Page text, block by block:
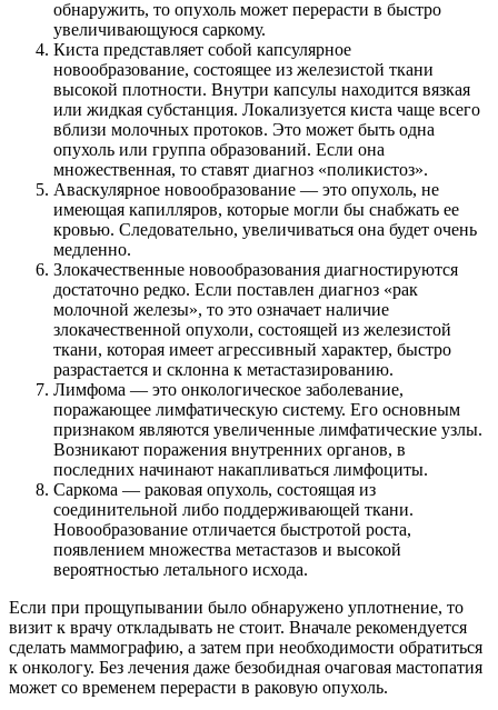
обнаружить, то опухоль может перерасти в быстро
увеличивающуюся саркому.
Киста представляет собой капсулярное
новообразование, состоящее из железистой ткани
высокой плотности. Внутри капсулы находится вязкая
или жидкая субстанция. Локализуется киста чаще всего
вблизи молочных протоков. Это может быть одна
опухоль или группа образований. Если она
множественная, то ставят диагноз «поликистоз».
Аваскулярное новообразование — это опухоль, не
имеющая капилляров, которые могли бы снабжать ее
кровью. Следовательно, увеличиваться она будет очень
медленно.
Злокачественные новообразования диагностируются
достаточно редко. Если поставлен диагноз «рак
молочной железы», то это означает наличие
злокачественной опухоли, состоящей из железистой
ткани, которая имеет агрессивный характер, быстро
разрастается и склонна к метастазированию.
Лимфома — это онкологическое заболевание,
поражающее лимфатическую систему. Его основным
признаком являются увеличенные лимфатические узлы.
Возникают поражения внутренних органов, в
последних начинают накапливаться лимфоциты.
Саркома — раковая опухоль, состоящая из
соединительной либо поддерживающей ткани.
Новообразование отличается быстротой роста,
появлением множества метастазов и высокой
вероятностью летального исхода.
Если при прощупывании было обнаружено уплотнение, то
визит к врачу откладывать не стоит. Вначале рекомендуется
сделать маммографию, а затем при необходимости обратиться
к онкологу. Без лечения даже безобидная очаговая мастопатия
может со временем перерасти в раковую опухоль.